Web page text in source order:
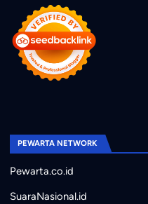
PEWARTA NETWORK
Pewarta.co.id
SuaraNasional.id